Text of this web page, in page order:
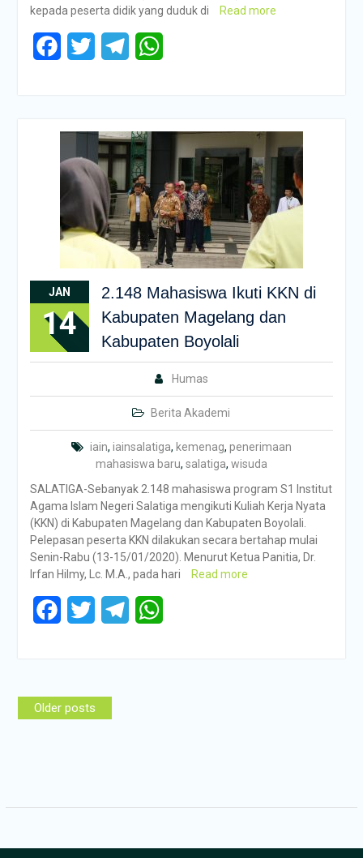
kepada peserta didik yang duduk di
Read more
Facebook
Twitter Telegram
JAN
14
2.148 Mahasiswa Ikuti KKN di
Kabupaten Magelang dan
Kabupaten Boyolali
Humas
Berita Akademi
iain, iainsalatiga, kemenag, penerimaan
mahasiswa baru, salatiga, wisuda
SALATIGA-Sebanyak 2.148 mahasiswa program S1 Institut
Agama Islam Negeri Salatiga mengikuti Kuliah Kerja Nyata
(KKN) di Kabupaten Magelang dan Kabupaten Boyolali.
Pelepasan peserta KKN dilakukan secara bertahap mulai
Senin-Rabu (13-15/01/2020). Menurut Ketua Panitia, Dr.
Irfan Hilmy, Lc. M.A., pada hari
Read more
Facebook
Twitter Telegram
Posts
navigation
Older posts